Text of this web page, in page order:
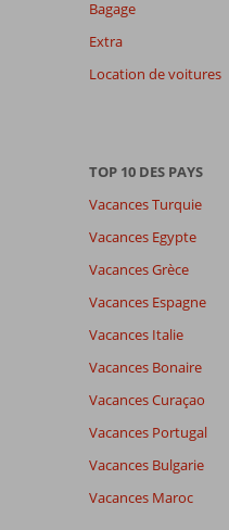
avis.
12
commentaires
8,3
de nos
clients
Il
n'y
pas
de
en
Bagage
Extra
Location de voitures
TOP 10 DES PAYS
Vacances Turquie
Vacances Egypte
Vacances Grèce
Vacances Espagne
Vacances Italie
Vacances Bonaire
Vacances Curaçao
Vacances Portugal
Vacances Bulgarie
Vacances Maroc